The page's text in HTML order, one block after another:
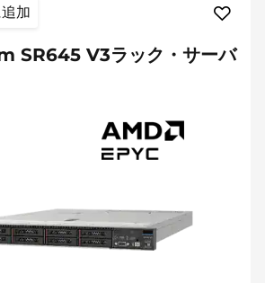
加
SR645 V3ラック・サーバ